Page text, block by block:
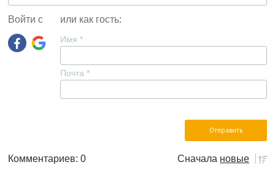
Войти с или как гость:
Имя *
Почта *
Комментариев: 0 Сначала новые